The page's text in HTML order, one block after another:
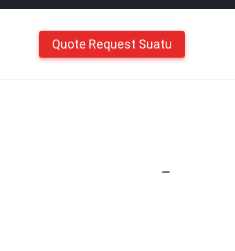
Quote Request Suatu